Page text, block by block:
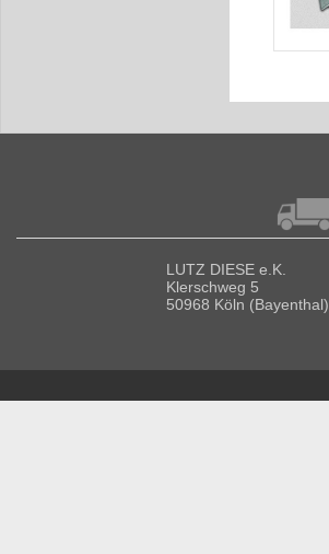
LUTZ DIESE e.K.
Klerschweg 5
50968 Köln (Bayenthal)